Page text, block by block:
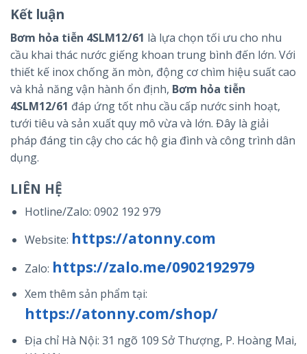
Kết luận
Bơm hỏa tiễn 4SLM12/61 là lựa chọn tối ưu cho nhu
cầu khai thác nước giếng khoan trung bình đến lớn. Với
thiết kế inox chống ăn mòn, động cơ chìm hiệu suất cao
và khả năng vận hành ổn định, Bơm hỏa tiễn
4SLM12/61 đáp ứng tốt nhu cầu cấp nước sinh hoạt,
tưới tiêu và sản xuất quy mô vừa và lớn. Đây là giải
pháp đáng tin cậy cho các hộ gia đình và công trình dân
dụng.
LIÊN HỆ
Hotline/Zalo: 0902 192 979
Website: https://atonny.com
Zalo: https://zalo.me/0902192979
Xem thêm sản phẩm tại:
https://atonny.com/shop/
Địa chỉ Hà Nội: 31 ngõ 109 Sở Thượng, P. Hoàng Mai,